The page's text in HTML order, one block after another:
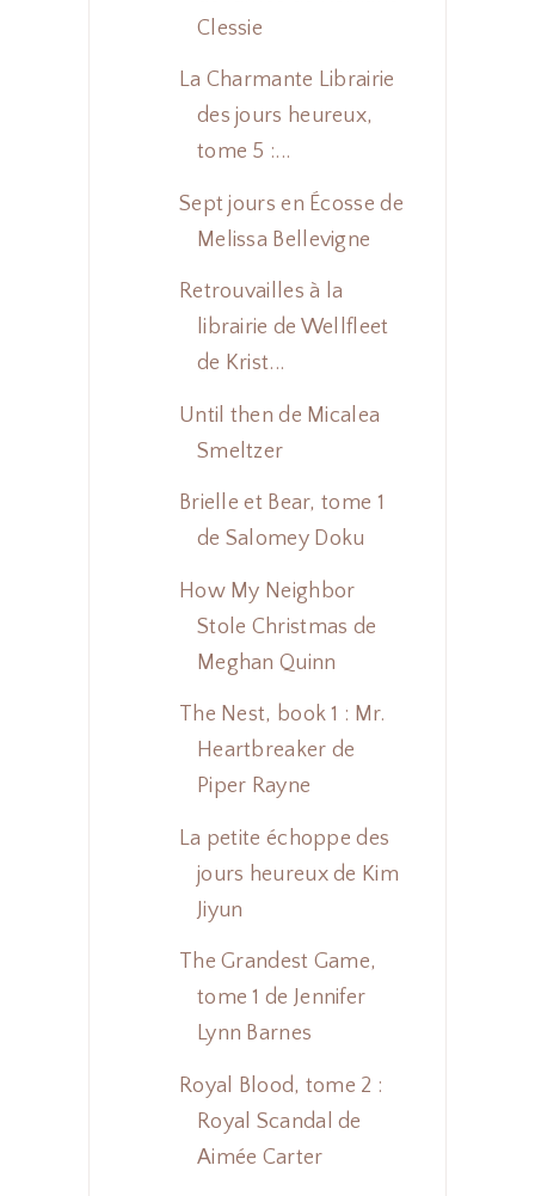
Clessie
La Charmante Librairie
des jours heureux,
tome 5 :...
Sept jours en Écosse de
Melissa Bellevigne
Retrouvailles à la
librairie de Wellfleet
de Krist...
Until then de Micalea
Smeltzer
Brielle et Bear, tome 1
de Salomey Doku
How My Neighbor
Stole Christmas de
Meghan Quinn
The Nest, book 1 : Mr.
Heartbreaker de
Piper Rayne
La petite échoppe des
jours heureux de Kim
Jiyun
The Grandest Game,
tome 1 de Jennifer
Lynn Barnes
Royal Blood, tome 2 :
Royal Scandal de
Aimée Carter